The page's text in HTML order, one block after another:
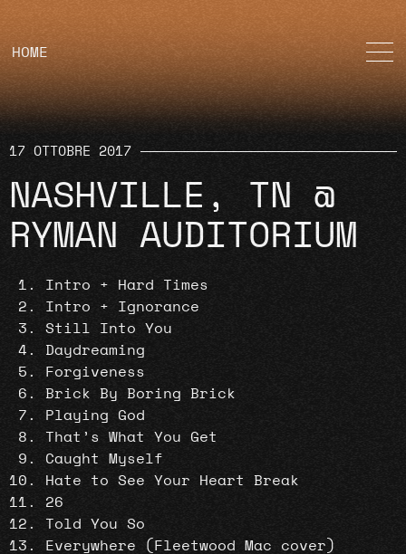
HOME
17 OTTOBRE 2017
NASHVILLE, TN @
RYMAN AUDITORIUM
Intro + Hard Times
Intro + Ignorance
Still Into You
Daydreaming
Forgiveness
Brick By Boring Brick
Playing God
That’s What You Get
Caught Myself
Hate to See Your Heart Break
26
Told You So
Everywhere (Fleetwood Mac cover)